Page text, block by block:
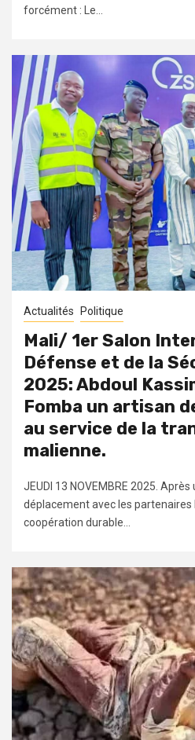
forcément : Le...
Actualités Politique
Mali/ 1er Salon
Défense et de la
2025: Abdoul
Fomba un artisan
au service de la
malienne.
JEUDI 13 NOVEMBRE 2025.
déplacement avec les partenaires
coopération durable...